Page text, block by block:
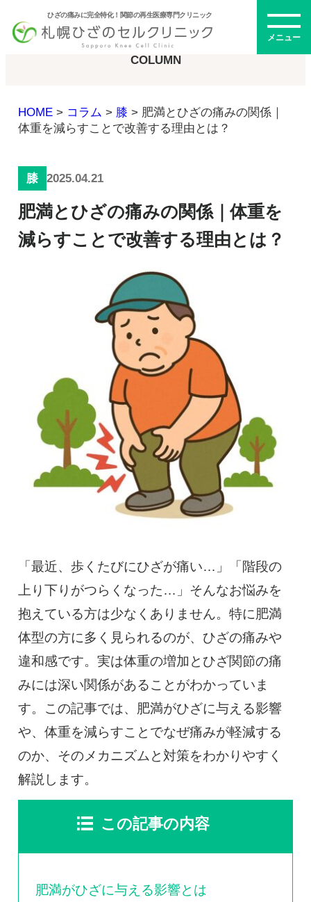
ひざの痛みに完全特化！関節の再生医療専門クリニック
メニュー
初めての方へ
メニュー・料金
ひざの再生医療とは
幹細胞治療
PRP治療
幹細胞培養上清液
慢性疼痛
再生医療とは
ドクター紹介
よくある質問
クリニック紹介
採用情報 コラム
治療電話相談はこちら
0120-117-560
※上記電話番号をタップで電話が繋がります
電話受付時間：月〜金／9:00〜16:30（土日祝休）
コラム
COLUMN
HOME> コラム > 膝 > 肥満とひざの痛みの関係｜
体重を減らすことで改善する理由とは？
膝 2025.04.21
肥満とひざの痛みの関係｜体重を
減らすことで改善する理由とは？
「最近、歩くたびにひざが痛い…」「階段の
上り下りがつらくなった…」そんなお悩みを
抱えている方は少なくありません。特に肥満
体型の方に多く見られるのが、ひざの痛みや
違和感です。実は体重の増加とひざ関節の痛
みには深い関係があることがわかっていま
す。この記事では、肥満がひざに与える影響
や、体重を減らすことでなぜ痛みが軽減する
のか、そのメカニズムと対策をわかりやすく
解説します。
この記事の内容
肥満がひざに与える影響とは